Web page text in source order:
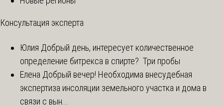
Консультация эксперта
Юлия Добрый день, интересует количественное
определение битрекса в спирте? Три пробы
Елена Добрый вечер! Необходима внесудебная
экспертиза инсоляции земельного участка и дома в
связи с вын...